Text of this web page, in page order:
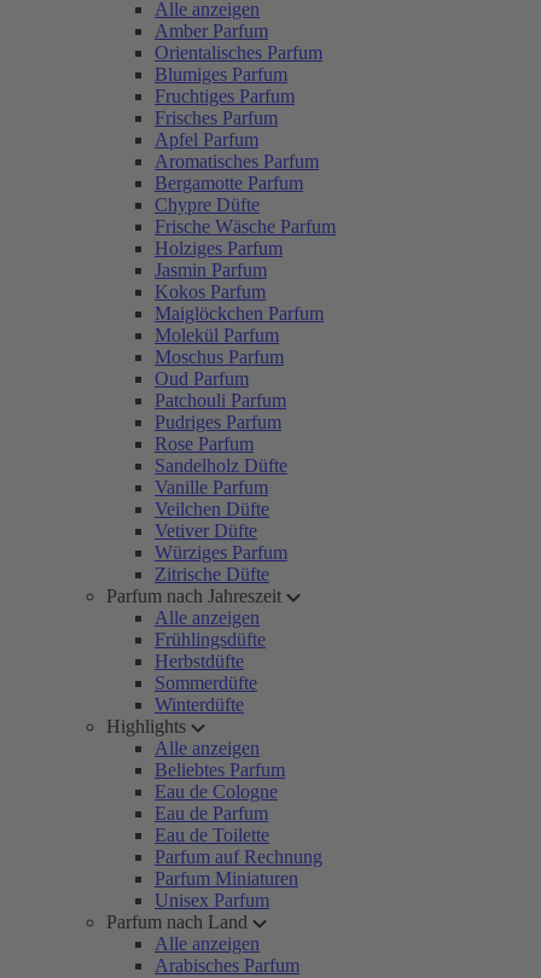
Alle anzeigen
Amber Parfum
Orientalisches Parfum
Blumiges Parfum
Fruchtiges Parfum
Frisches Parfum
Apfel Parfum
Aromatisches Parfum
Bergamotte Parfum
Chypre Düfte
Frische Wäsche Parfum
Holziges Parfum
Jasmin Parfum
Kokos Parfum
Maiglöckchen Parfum
Molekül Parfum
Moschus Parfum
Oud Parfum
Patchouli Parfum
Pudriges Parfum
Rose Parfum
Sandelholz Düfte
Vanille Parfum
Veilchen Düfte
Vetiver Düfte
Würziges Parfum
Zitrische Düfte
Parfum nach Jahreszeit
Alle anzeigen
Frühlingsdüfte
Herbstdüfte
Sommerdüfte
Winterdüfte
Highlights
Alle anzeigen
Beliebtes Parfum
Eau de Cologne
Eau de Parfum
Eau de Toilette
Parfum auf Rechnung
Parfum Miniaturen
Unisex Parfum
Parfum nach Land
Alle anzeigen
Arabisches Parfum